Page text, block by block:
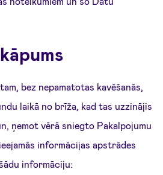
bez nepamatotas kavēšanās,
laikā no brīža, kad tas uzzinājis
ņemot vērā sniegto Pakalpojumu
informācijas apstrādes
informāciju: